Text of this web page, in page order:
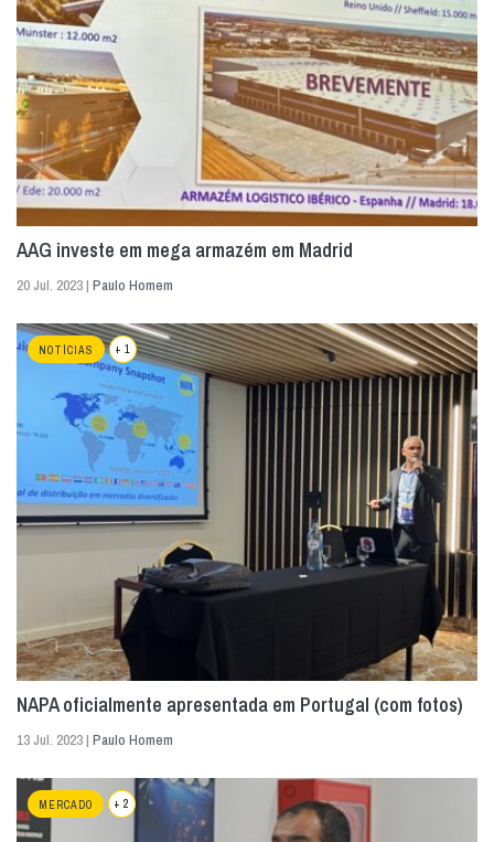
AAG investe em mega armazém em Madrid
20 Jul. 2023 | Paulo Homem
NOTÍCIAS + 1
NAPA oficialmente apresentada em Portugal (com fotos)
13 Jul. 2023 | Paulo Homem
MERCADO + 2